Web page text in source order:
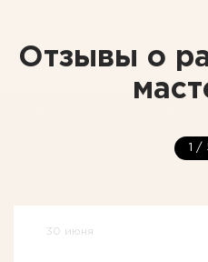
Отзывы о
1 /
30 июня